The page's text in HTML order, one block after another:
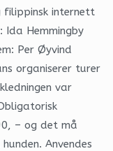
filippinsk internett
Ida Hemmingby
Per Øyvind
organiserer turer
var
– og det må
Anvendes